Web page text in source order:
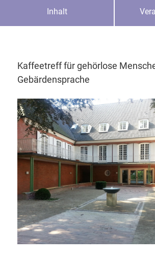
Inhalt
Kaffeetreff für gehörlose
Gebärdensprache